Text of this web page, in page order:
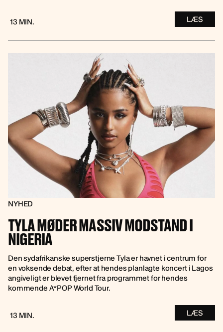
13 MIN. LÆS
NYHED
TYLA MØDER MASSIV MODSTAND I
NIGERIA
Den sydafrikanske superstjerne Tyla er havnet i centrum for
en voksende debat, efter at hendes planlagte koncert i Lagos
angiveligt er blevet fjernet fra programmet for hendes
kommende A*POP World Tour.
13 MIN. LÆS